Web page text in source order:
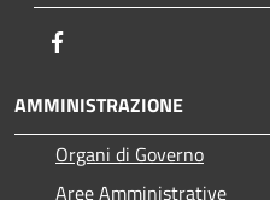
AMMINISTRAZIONE
Organi di Governo
Aree Amministrative